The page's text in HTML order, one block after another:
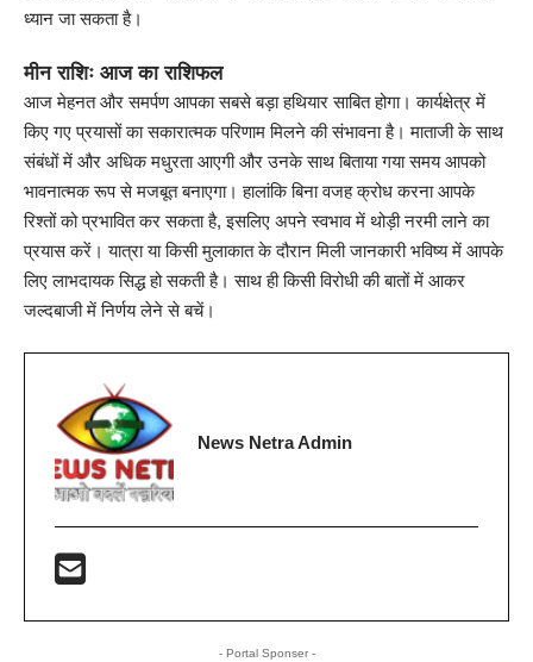
ध्यान जा सकता है।
मीन राशिः आज का राशिफल
आज मेहनत और समर्पण आपका सबसे बड़ा हथियार साबित होगा। कार्यक्षेत्र में
किए गए प्रयासों का सकारात्मक परिणाम मिलने की संभावना है। माताजी के साथ
संबंधों में और अधिक मधुरता आएगी और उनके साथ बिताया गया समय आपको
भावनात्मक रूप से मजबूत बनाएगा। हालांकि बिना वजह क्रोध करना आपके
रिश्तों को प्रभावित कर सकता है, इसलिए अपने स्वभाव में थोड़ी नरमी लाने का
प्रयास करें। यात्रा या किसी मुलाकात के दौरान मिली जानकारी भविष्य में आपके
लिए लाभदायक सिद्ध हो सकती है। साथ ही किसी विरोधी की बातों में आकर
जल्दबाजी में निर्णय लेने से बचें।
News Netra Admin
- Portal Sponser -